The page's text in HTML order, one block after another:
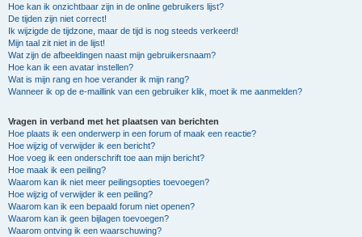
Hoe kan ik onzichtbaar zijn in de online gebruikers lijst?
De tijden zijn niet correct!
Ik wijzigde de tijdzone, maar de tijd is nog steeds verkeerd!
Mijn taal zit niet in de lijst!
Wat zijn de afbeeldingen naast mijn gebruikersnaam?
Hoe kan ik een avatar instellen?
Wat is mijn rang en hoe verander ik mijn rang?
Wanneer ik op de e-maillink van een gebruiker klik, moet ik me aanmelden?
Vragen in verband met het plaatsen van berichten
Hoe plaats ik een onderwerp in een forum of maak een reactie?
Hoe wijzig of verwijder ik een bericht?
Hoe voeg ik een onderschrift toe aan mijn bericht?
Hoe maak ik een peiling?
Waarom kan ik niet meer peilingsopties toevoegen?
Hoe wijzig of verwijder ik een peiling?
Waarom kan ik een bepaald forum niet openen?
Waarom kan ik geen bijlagen toevoegen?
Waarom ontving ik een waarschuwing?